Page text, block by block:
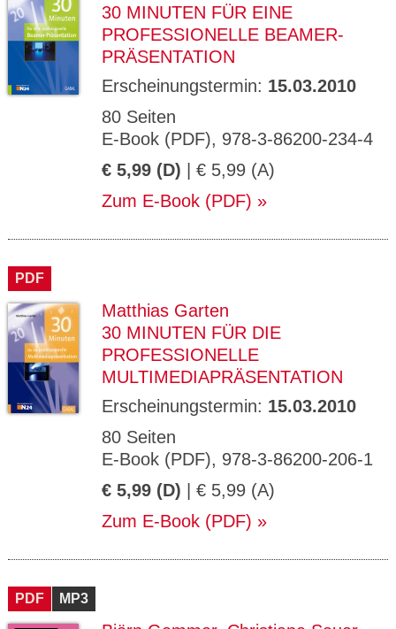
30 MINUTEN FÜR EINE
PROFESSIONELLE BEAMER-
PRÄSENTATION
Erscheinungstermin: 15.03.2010
80 Seiten
E-Book (PDF), 978-3-86200-234-4
€ 5,99 (D) | € 5,99 (A)
Zum E-Book (PDF)
PDF
Matthias Garten
30 MINUTEN FÜR DIE
PROFESSIONELLE
MULTIMEDIAPRÄSENTATION
Erscheinungstermin: 15.03.2010
80 Seiten
E-Book (PDF), 978-3-86200-206-1
€ 5,99 (D) | € 5,99 (A)
Zum E-Book (PDF)
PDF MP3